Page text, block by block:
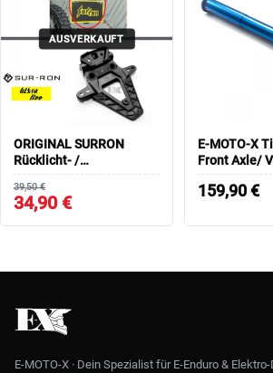
AUSVERKAUFT
ORIGINAL SURRON
Rücklicht- /
Kennzeichenhalterung
Ultra Bee
39,50 €
34,90 €
E-MOTO-X
Front Axle/
Achse
159,90€
E-MOTO-X · Dein Spezialist für E-Enduro &